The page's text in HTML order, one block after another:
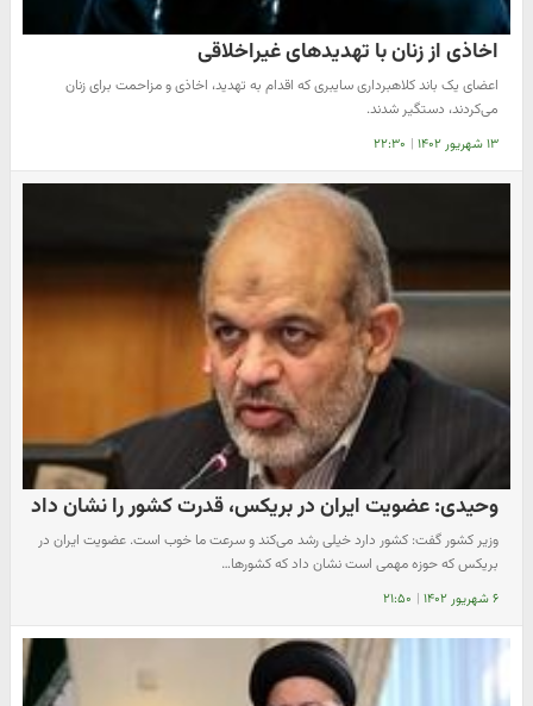
اخاذی از زنان با تهدیدهای غیراخلاقی
اعضای یک باند کلاهبرداری سایبری که اقدام به تهدید، اخاذی و مزاحمت برای زنان
می‌کردند، دستگیر شدند.
۱۳ شهریور ۱۴۰۲ | ۲۲:۳۰
وحیدی: عضویت ایران در بریکس، قدرت کشور را نشان داد
وزیر کشور گفت: کشور دارد خیلی رشد می‌کند و سرعت ما خوب است. عضویت ایران در
بریکس که حوزه مهمی است نشان داد که کشورها…
۶ شهریور ۱۴۰۲ | ۲۱:۵۰